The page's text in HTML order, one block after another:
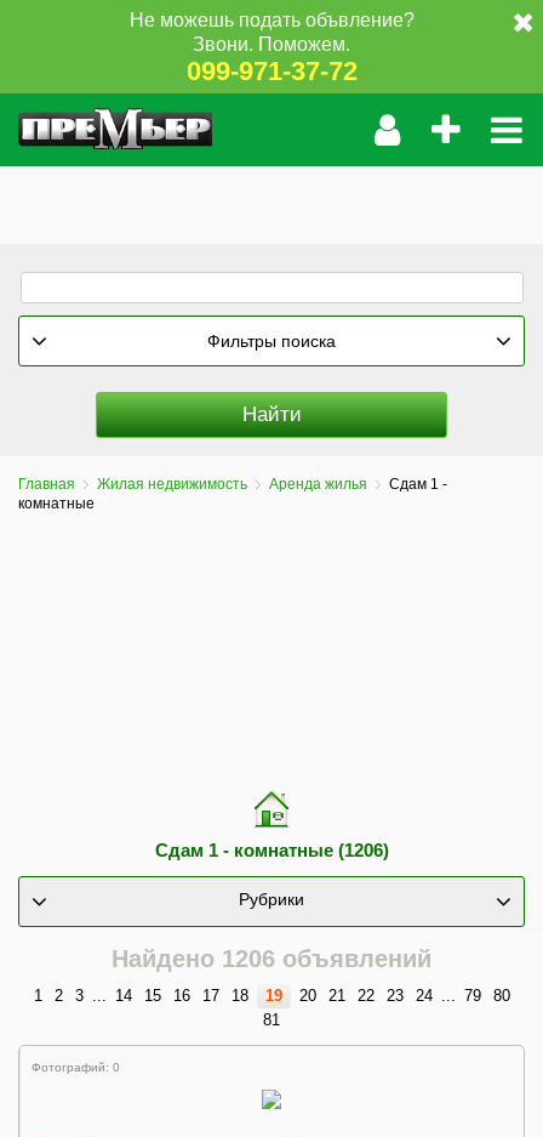
Не можешь подать объвление?
Звони. Поможем.
099-971-37-72
Фильтры поиска
Главная Жилая недвижимость Аренда жилья
Сдам 1 -
комнатные
Сдам 1 - комнатные (1206)
Рубрики
Найдено 1206 объявлений
1 2 3 ... 14 15 16 17 18 19 20 21 22 23 24 ... 79
80
81
Фотографий: 0